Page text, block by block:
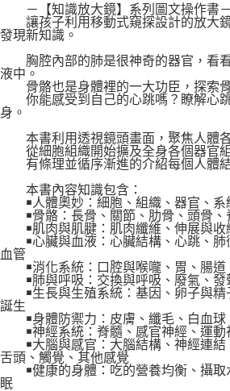
－【知識放大鏡】系列圖文操作書－
讓孩子利用移動式窺探設計的放大
發現新知識。
胸腔內部的肺是很神奇的器官，看看
液中。
骨骼也是身體裡的一大功臣，探索骨
你能感受到自己的心跳嗎？瞭解心
身。
本書利用透視鏡頭畫面，聚焦人體各
從細胞組織開始擴及全身各個器官組
有條理並循序漸進的介紹每個人體結
本書內容知識包含：
￭人體奧妙：細胞、組織、器官、系
￭骨骼：長骨、關節、肋骨、頭骨、
￭肌肉與肌腱：肌肉纖維、伸展與收
￭心臟與血液：心臟結構、心跳、肺
血管
￭消化系統：口腔與喉嚨、胃、腸道
￭肺與呼吸：交換與呼吸、廢氣、發
￭生長與生殖系統：基因、卵子與精
誕生
￭身體防禦力：皮膚、纖毛、白血球
￭神經系統：脊髓、感官神經、運動
￭大腦與感官：大腦結構、神經連結
舌頭、觸覺、其他感覺
￭健康的身體：吃的營養均衡、攝取
眠